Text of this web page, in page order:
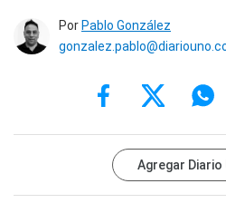
Por Pablo González
Agregar Diario